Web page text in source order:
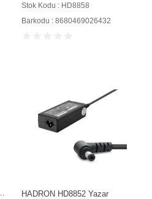
Stok Kodu : HD8858
Barkodu : 8680469026432
HADRON HD8852 Yazar